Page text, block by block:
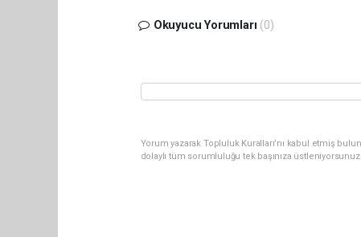
Okuyucu Yorumları (0)
Yorum yazarak Topluluk Kuralları’nı kabul etmiş
dolaylı tüm sorumluluğu tek başınıza